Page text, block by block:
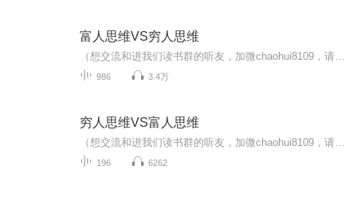
富人思维VS穷人思维
986 3.4万
穷人思维VS富人思维
196 6262